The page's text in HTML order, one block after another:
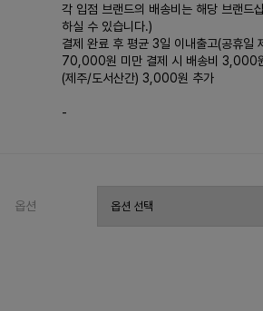
각 입점 브랜드의 배송비는 해당 브랜드
하실 수 있습니다.)
결제 완료 후 평균 3일 이내출고(공휴일
70,000원 미만 결제 시 배송비 3,000
(제주/도서산간) 3,000원 추가
-
옵션